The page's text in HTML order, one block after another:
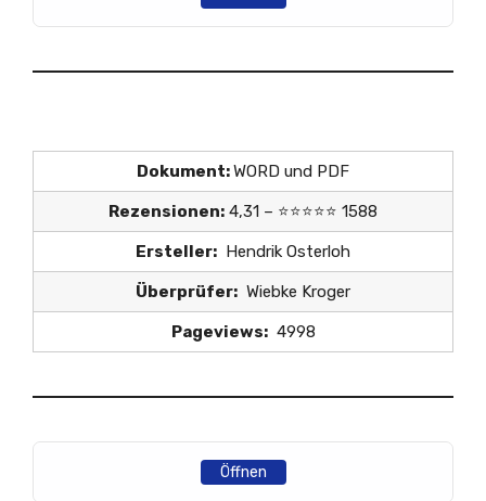
Dokument:WORD und PDF
Rezensionen: 4,31 – ⭐⭐⭐⭐⭐ 1588
Ersteller: Hendrik Osterloh
Überprüfer: Wiebke Kroger
Pageviews:4998
Öffnen